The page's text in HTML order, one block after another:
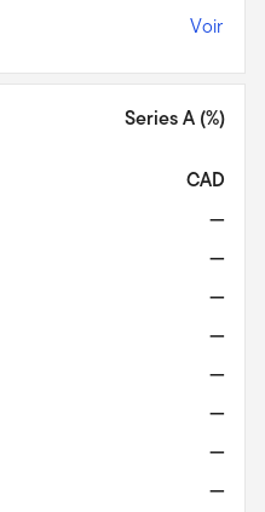
Voir
Series A (%)
CAD
—
—
—
—
—
—
—
—